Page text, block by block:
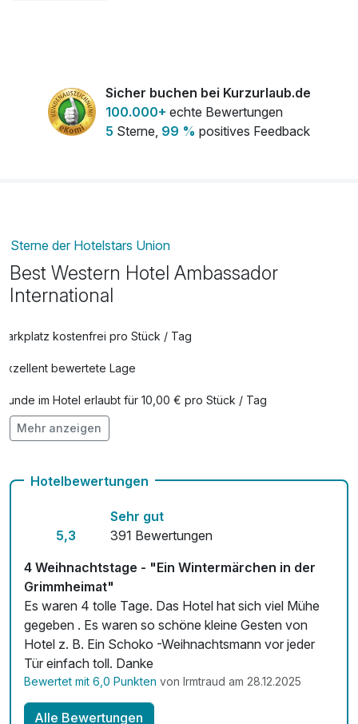
Leihbademantel 5,00 €
pro Stück
Lunchpaket 12,00 €
Sicher buchen bei Kurzurlaub.de
100.000+ echte Bewertungen
5 Sterne, 99 % positives Feedback
Sterne der Hotelstars Union
Best Western Hotel Ambassador
International
Parkplatz kostenfrei pro Stück / Tag
Exzellent bewertete Lage
Hunde im Hotel erlaubt für 10,00 € pro Stück / Tag
Auch vegetarische Speisen
Mit Hotelbar
Mehr anzeigen
Hotelbewertungen
5,3
Sehr gut
391 Bewertungen
4 Weihnachtstage - "Ein Wintermärchen in der
Grimmheimat"
Es waren 4 tolle Tage. Das Hotel hat sich viel Mühe
gegeben . Es waren so schöne kleine Gesten von
Hotel z. B. Ein Schoko -Weihnachtsmann vor jeder
Tür einfach toll. Danke
Bewertet mit 6,0 Punkten von Irmtraud am 28.12.2025
Alle Bewertungen